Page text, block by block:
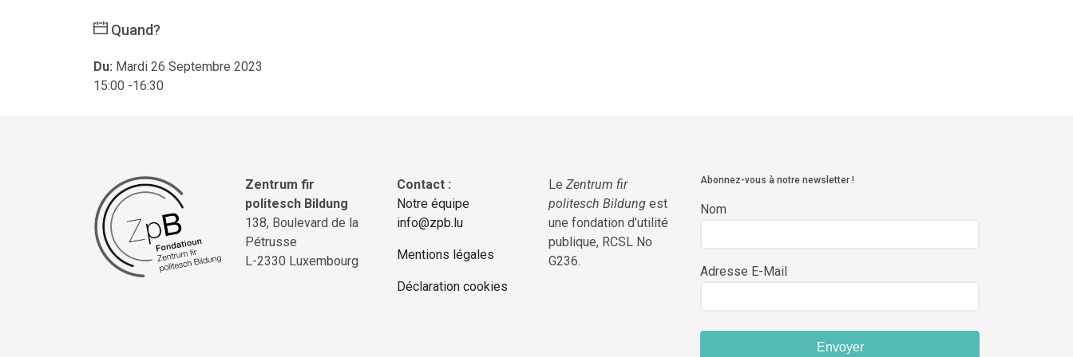
Quand?
Du: Mardi 26 Septembre 2023
15:00 -16:30
Zentrum fir
politesch Bildung
138, Boulevard de la
Pétrusse
L-2330 Luxembourg
Contact :
Notre équipe
info@zpb.lu
Mentions légales
Déclaration cookies
Le Zentrum fir
politesch Bildung est
une fondation d’utilité
publique, RCSL No
G236.
Abonnez-vous à notre newsletter !
Nom
Adresse E-Mail
Envoyer